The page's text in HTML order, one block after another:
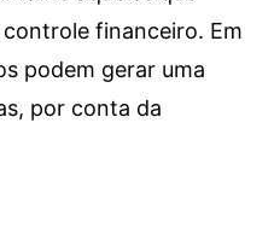
financeiro. Em
podem gerar uma
por conta da